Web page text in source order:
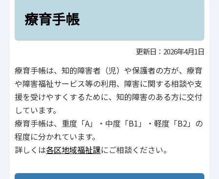
療育手帳
更新日：2026年4月1日
療育手帳は、知的障害者（児）や保護者の方が、療育
や障害福祉サービス等の利用、障害に関する相談や支
援を受けやすくするために、知的障害のある方に交付
しています。
療育手帳は、重度「A」・中度「B1」・軽度「B2」の
程度に分かれています。
詳しくは各区地域福祉課にご相談ください。